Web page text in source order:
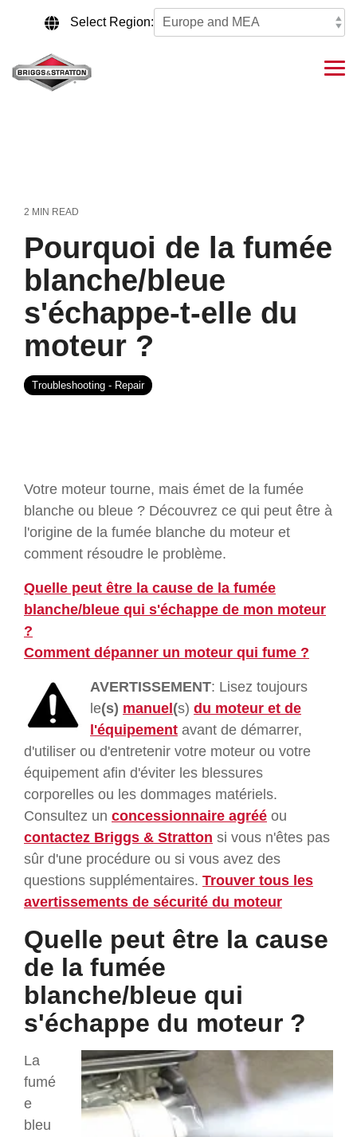
content.
Select Region:
2 MIN READ
Pourquoi de la fumée
blanche/bleue
s'échappe-t-elle du
moteur ?
Troubleshooting - Repair
Votre moteur tourne, mais émet de la fumée
blanche ou bleue ? Découvrez ce qui peut être à
l'origine de la fumée blanche du moteur et
comment résoudre le problème.
Quelle peut être la cause de la fumée
blanche/bleue qui s'échappe de mon moteur
?
Comment dépanner un moteur qui fume ?
AVERTISSEMENT: Lisez toujours
le(s) manuel(s) du moteur et de
l'équipement avant de démarrer,
d'utiliser ou d'entretenir votre moteur ou votre
équipement afin d'éviter les blessures
corporelles ou les dommages matériels.
Consultez un concessionnaire agréé ou
contactez Briggs & Stratton si vous n'êtes pas
sûr d'une procédure ou si vous avez des
questions supplémentaires. Trouver tous les
avertissements de sécurité du moteur
Quelle peut être la cause
de la fumée
blanche/bleue qui
s'échappe du moteur ?
La
fumé
e
bleu